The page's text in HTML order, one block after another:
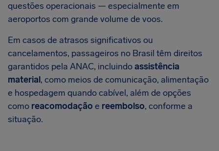
questões operacionais — especialmente em
aeroportos com grande volume de voos.
Em casos de atrasos significativos ou
cancelamentos, passageiros no Brasil têm direitos
garantidos pela ANAC, incluindoassistência
material, como meios de comunicação, alimentação
e hospedagem quando cabível, além de opções
como reacomodação e reembolso, conforme a
situação.